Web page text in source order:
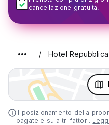
cancellazione gratuita.
Hotel
Il posizionamento della
pagate e su altri fattori.